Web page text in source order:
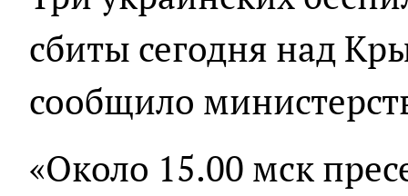
сбиты сегодня над
сообщило
«Около 15.00 мск